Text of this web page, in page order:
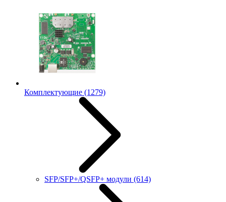
Комплектующие (1279)
SFP/SFP+/QSFP+ модули (614)